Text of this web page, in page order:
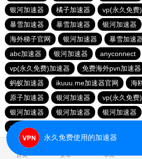
银河加速器
橘子加速器
vp(永久免费
暴雪加速器
暴雪加速器 银河加速器
海外梯子官网
银河加速器 暴雪加速
abc加速器
银河加速器
anyconnect
vp(永久免费)加速器
免费海外pvn加速器
蚂蚁加速器
ikuuu.me加速器官网
海
原子加速器
银河加速器
vp(永久免费
银河加速器
银河加速器 银河加速器
anyconnect
首页 安卓 苹果
永久免费使用的加速器